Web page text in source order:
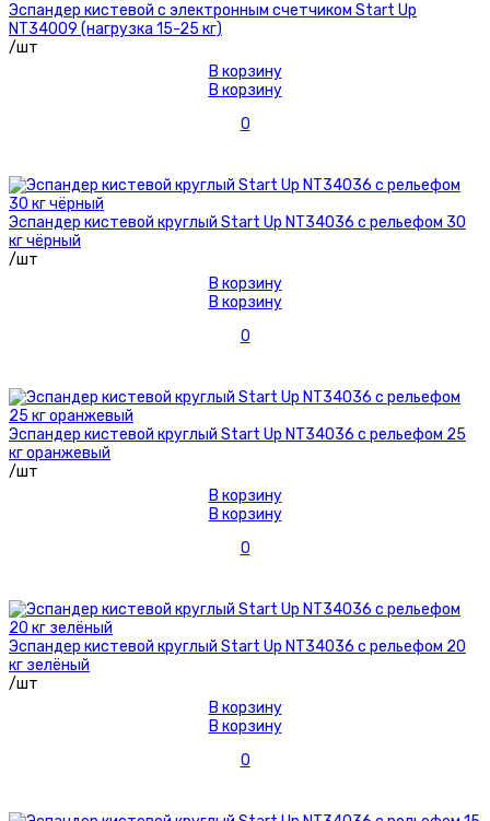
Эспандер кистевой с электронным счетчиком Start Up
NT34009 (нагрузка 15-25 кг)
/шт
В корзину
В корзину
0
Эспандер кистевой круглый Start Up NT34036 с рельефом 30
кг чёрный
/шт
В корзину
В корзину
0
Эспандер кистевой круглый Start Up NT34036 с рельефом 25
кг оранжевый
/шт
В корзину
В корзину
0
Эспандер кистевой круглый Start Up NT34036 с рельефом 20
кг зелёный
/шт
В корзину
В корзину
0